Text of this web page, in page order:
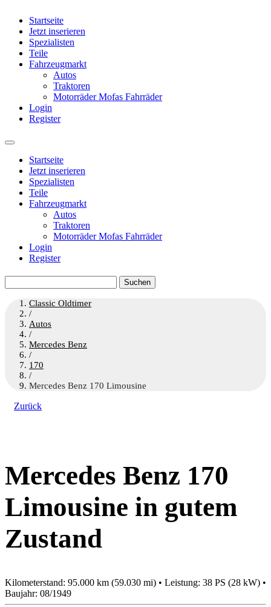
Startseite
Jetzt inserieren
Spezialisten
Teile
Fahrzeugmarkt
Autos
Traktoren
Motorräder Mofas Fahrräder
Login
Register
Startseite
Jetzt inserieren
Spezialisten
Teile
Fahrzeugmarkt
Autos
Traktoren
Motorräder Mofas Fahrräder
Login
Register
nach:
Classic Oldtimer
/
Autos
/
Mercedes Benz
/
170
/
Mercedes Benz 170 Limousine
Zurück
Mercedes Benz 170
Limousine in gutem
Zustand
Kilometerstand: 95.000 km (59.030 mi) • Leistung: 38 PS (28 kW) •
Baujahr: 08/1949